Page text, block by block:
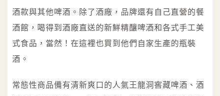
酒款與其他啤酒。除了酒廠，品牌還有自己直營的餐
酒館，喝得到酒廠直送的新鮮精釀啤酒和各式手工美
式食品，當然！在這裡也買到他們自家生產的瓶裝
酒。
常態性商品備有清新爽口的人氣王龍洞窖藏啤酒、酒